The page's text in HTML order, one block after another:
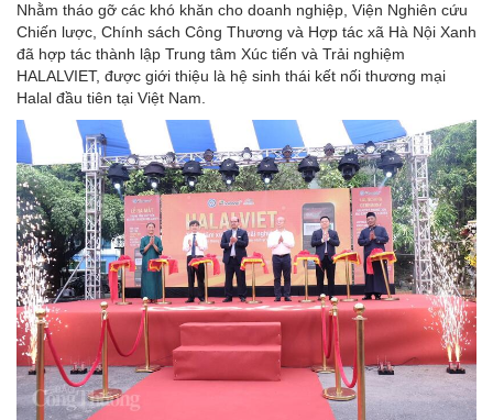
Nhằm tháo gỡ các khó khăn cho doanh nghiệp, Viện Nghiên cứu
Chiến lược, Chính sách Công Thương và Hợp tác xã Hà Nội Xanh
đã hợp tác thành lập Trung tâm Xúc tiến và Trải nghiệm
HALALVIET, được giới thiệu là hệ sinh thái kết nối thương mại
Halal đầu tiên tại Việt Nam.